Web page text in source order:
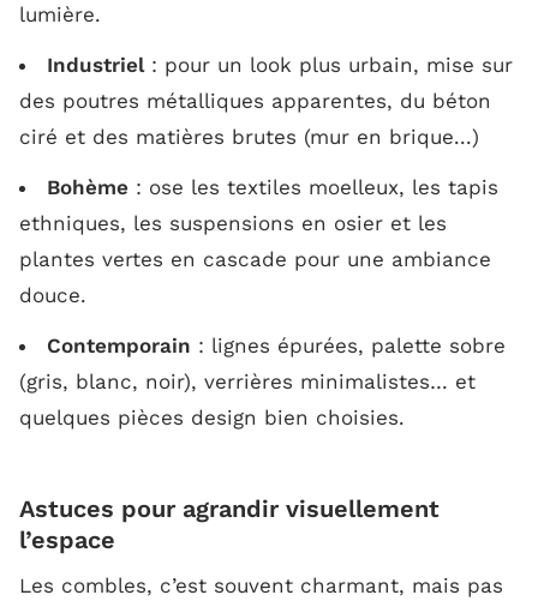
lumière.
Industriel: pour un look plus urbain, mise sur
des poutres métalliques apparentes, du béton
ciré et des matières brutes (mur en brique...)
Bohème : ose les textiles moelleux, les tapis
ethniques, les suspensions en osier et les
plantes vertes en cascade pour une ambiance
douce.
Contemporain : lignes épurées, palette sobre
(gris, blanc, noir), verrières minimalistes… et
quelques pièces design bien choisies.
Astuces pour agrandir visuellement
l’espace
Les combles, c’est souvent charmant, mais pas